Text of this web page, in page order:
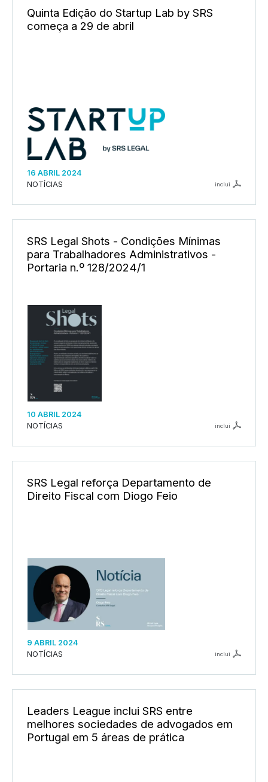
Quinta Edição do Startup Lab by SRS
começa a 29 de abril
16 ABRIL 2024
NOTÍCIAS
inclui
SRS Legal Shots - Condições Mínimas
para Trabalhadores Administrativos -
Portaria n.º 128/2024/1
10 ABRIL 2024
NOTÍCIAS
inclui
SRS Legal reforça Departamento de
Direito Fiscal com Diogo Feio
9 ABRIL 2024
NOTÍCIAS
inclui
Leaders League inclui SRS entre
melhores sociedades de advogados em
Portugal em 5 áreas de prática